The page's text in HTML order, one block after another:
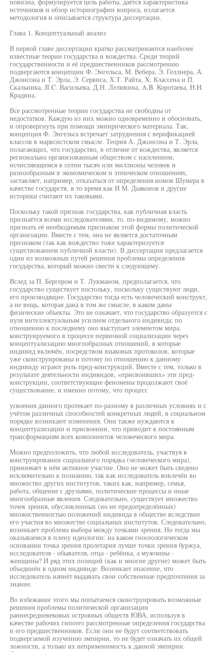
источников и обзор историографии вопроса, излагается
методология и описывается структура диссертации.
Глава 1. Концептуальный анализ
В первой главе диссертации кратко рассматриваются наиболее
известные теории государства и вождества. Среди теорий
государственности и её предшественников рассмотрению
подвергаются концепции Ф. Энгельса, М. Вебера, Э. Геллнера, А.
Джонсона и Т. Эрла, Э. Сервиса, Х.Т. Райта, X. Классена и П.
Скальника, JI.C. Васильева, Д.Н. Лелюхина, A.B. Коротаева, H.H.
Крадина.
Все рассмотренные теории государства не свободны от
недостатков. Каждую из них можно одновременно и обосновать,
и опровергнуть при помощи эмпирического материала. Так,
концепция Ф. Энгельса встречает затруднения с верификацией
классов в марксистском смысле. Теория А. Джонсона и Т. Эрла,
полагающих, что государство, в отличие от вождества, является
регионально организованным обществом с населением,
исчисляющимся в сотни тысяч или миллионы человек и
разнообразным в экономическом и этническом отношениях,
заставляет, например, отказаться от определения номов Шумера в
качестве государств, в то время как И М. Дьяконов и другие
историки считают их таковыми.
Поскольку такой признак государства, как публичная власть
признаётся всеми исследователями, то, по-видимому, можно
признать её необходимым признаком этой формы политической
организации. Вместе с тем, она не является достаточным
признаком (так как вождество тоже характеризуется
существованием публичной власти). В диссертации предлагается
один из возможных путей решения проблемы определения
государства, который можно свести к следующему.
Вслед за П. Бергером и Т. Лукманом, предполагается, что
государство существует постольку, поскольку существуют люди,
его производящие. Государство тогда есть человеческий конструкт,
а не вещь, которая дана в том же смысле, в каком даны
физические объекты. Это не означает, что государство образуется с
нуля интеллектуальным усилием отдельного индивида; по
отношению к последнему оно выступает элементом мира,
конструируемого в процессе первичной социализации через
концептуализацию многообразных отношений, в которые
индивид включён, посредством языковых протоколов, которые
уже сконструированы и потому по отношению к данному
индивиду играют роль пред-конструкций. Вместе с тем, только в
результате деятельности индивидов, «присвоивших» эти пред-
конструкции, соответствующие феномены продолжают своё
существование, и именно потому, что процесс
усвоения данного протекает по-разному в различных условиях и с
учётом различных способностей конкретных людей, в социальном
порядке возникают изменения. Они также нуждаются в
концептуализации и присвоении, что приводит к постоянным
трансформациям всех компонентов человеческого мира.
Можно предположить, что любой исследователь, участвуя в
конструировании социального порядка (человеческого мира),
принимает в нём активное участие. Оно не может быть сведено
исключительно к познанию, так как исследователь вовлечён во
множество других институтов, таких как, например, семья,
работа, общение с друзьями, политические процессы и иные
многообразные явления. Следовательно, существует множество
точек зрения, обусловленных (но не предопределённых)
множественностью положений индивида в обществе вследствие
его участия во множестве социальных институтов. Следовательно,
возникает проблема выбора между точками зрения. Но тогда мы
оказываемся в плену идеологии: на каком гносеологическом
основании точка зрения пролетария лучше точки зрения буржуа,
исследователя - обывателя, отца - ребёнка, а мужчины -
женщины? И ряд этих позиций (как и многие другие) может быть
объединён в одном индивиде. Возникает опасение, что
исследователь начнёт выдавать свои собственные предпочтения за
знание.
Во избежание этого мы попытаемся сконструировать возможные
решения проблемы политической организации
раннесредневековых островных обществ ЮВА, используя в
качестве рабочих гипотез рассмотренные определения государства
и его предшественников. Если они не будут соответствовать
подвергаемой изучению эмпирии, то не будет означать их общей
ложности, а только их неприменимость к данной эмпирии.